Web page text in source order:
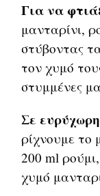
Για να
μανταρίνι,
στύβοντας
τον χυμό
στυμμένες
Σε
ρίχνουμε το
200 ml
χυμό